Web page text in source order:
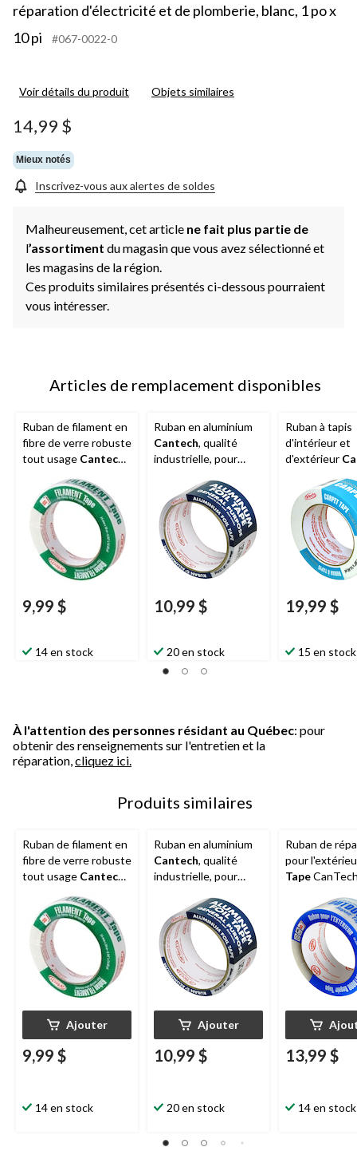
réparation d'électricité et de plomberie, blanc, 1 po x
10 pi
#067-0022-0
Voir détails du produit Objets similaires
14,99 $
Mieux notés
Inscrivez-vous aux alertes de soldes
Malheureusement, cet article ne fait plus partie de
l’assortiment du magasin que vous avez sélectionné et
les magasins de la région.
Ces produits similaires présentés ci-dessous pourraient
vous intéresser.
Articles de remplacement disponibles
Ruban de filament en
fibre de verre robuste
tout usage Cantech,
9,99 $
14 en stock
Ruban en aluminium
Cantech, qualité
industrielle, pour
système CVC, 48 mm
x 10 m
10,99 $
20 en stock
Ruban à tapis
d'intérieur et
d'extérieur
réparation et
installation,
15 m
19,99 $
15 en stock
À l'attention des personnes résidant au Québec: pour
obtenir des renseignements sur l'entretien et la
réparation, cliquez ici.
Produits similaires
Ruban de filament en
fibre de verre robuste
tout usage Cantech,
Ajouter
9,99 $
14 en stock
Ruban en aluminium
Cantech, qualité
industrielle, pour
système CVC, 48 mm
x 10 m
Ajouter
10,99 $
20 en stock
Ruban de
pour
Tape
UV/aux
transparent,
50 m
13,99 $
14 en stock